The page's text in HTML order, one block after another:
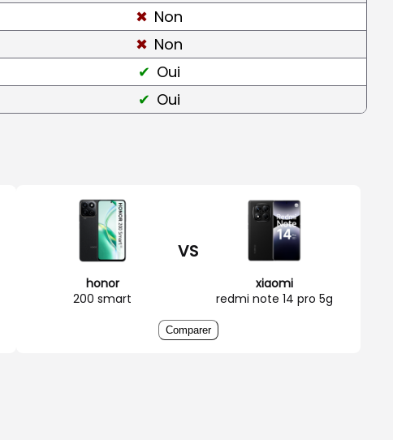
Non
Non
Oui
Oui
honor
200 smart
VS
xiaomi
redmi note 14 pro 5g
Comparer